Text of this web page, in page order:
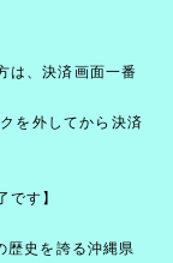
は、決済画面一番
を外してから決済
す】
歴史を誇る沖縄県